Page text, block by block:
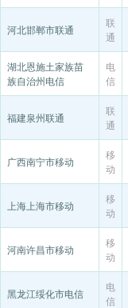
河北邯郸市联通
联
通
湖北恩施土家族苗
族自治州电信
电
信
福建泉州联通
联
通
广西南宁市移动
移
动
上海上海市移动
移
动
河南许昌市移动
移
动
黑龙江绥化市电信
电
信